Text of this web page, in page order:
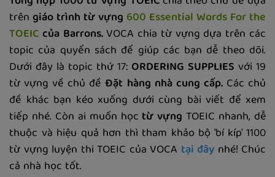
trêngiáo trình từ vựng 600 Essential Words For the
TOEICcủa Barrons.VOCA chia từ vựng dựa trên các
topic của quyển sách để giúp các bạn dễ theo dõi.
Dưới đây là topic thứ 17: ORDERING SUPPLIES với 19
từ vựng về chủ đề Đặt hàng nhà cung cấp. Các chủ
đề khác bạn kéo xuống dưới cùng bài viết để xem
tiếp nhé. Còn ai muốn học từ vựngTOEIC nhanh, dễ
thuộc và hiệu quả hơn thì tham khảo bộ 'bí kíp' 1100
từ vựng luyện thi TOEIC của VOCA tại đây nhé! Chúc
cả nhà học tốt.